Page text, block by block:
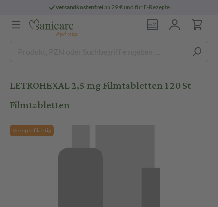
versandkostenfreiab 29 € und für E-Rezepte
LETROHEXAL 2,5 mg Filmtabletten 120 St
Filmtabletten
Rezeptpflichtig